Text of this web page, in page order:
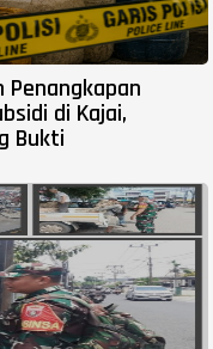
Penangkapan
di Kajai,
Bukti